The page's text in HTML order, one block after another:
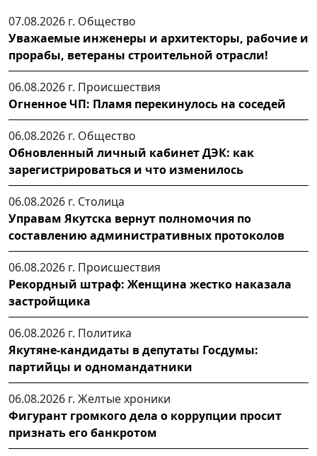
07.08.2026 г. Общество
Уважаемые инженеры и архитекторы, рабочие и
прорабы, ветераны строительной отрасли!
06.08.2026 г. Происшествия
Огненное ЧП: Пламя перекинулось на соседей
06.08.2026 г. Общество
Обновленный личный кабинет ДЭК: как
зарегистрироваться и что изменилось
06.08.2026 г. Столица
Управам Якутска вернут полномочия по
составлению административных протоколов
06.08.2026 г. Происшествия
Рекордный штраф: Женщина жестко наказала
застройщика
06.08.2026 г. Политика
Якутяне-кандидаты в депутаты Госдумы:
партийцы и одномандатники
06.08.2026 г. Желтые хроники
Фигурант громкого дела о коррупции просит
признать его банкротом